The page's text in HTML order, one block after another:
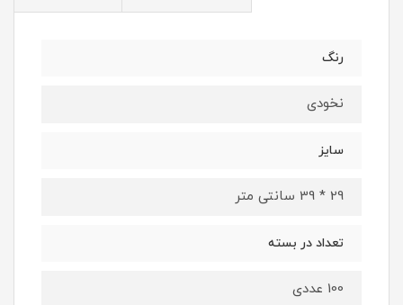
رنگ
نخودی
سایز
29 * 39 سانتی متر
تعداد در بسته
100 عددی